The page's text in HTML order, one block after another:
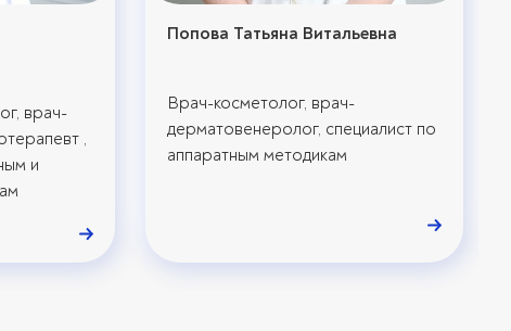
врач-
,
и
Попова Татьяна Витальевна
Врач-косметолог, врач-
дерматовенеролог, специалист по
аппаратным методикам